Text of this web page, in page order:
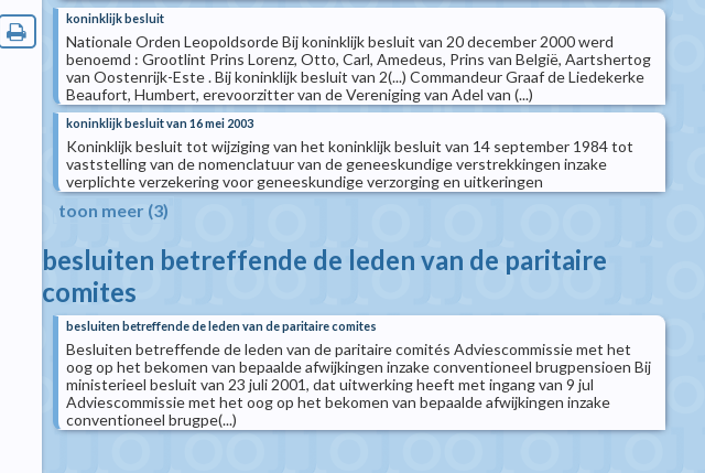
koninklijk besluit
Nationale Orden Leopoldsorde Bij koninklijk besluit van 20 december 2000 werd
benoemd : Grootlint Prins Lorenz, Otto, Carl, Amedeus, Prins van België, Aartshertog
van Oostenrijk-Este . Bij koninklijk besluit van 2(...) Commandeur Graaf de Liedekerke
Beaufort, Humbert, erevoorzitter van de Vereniging van Adel van (...)
koninklijk besluit van 16 mei 2003
Koninklijk besluit tot wijziging van het koninklijk besluit van 14 september 1984 tot
vaststelling van de nomenclatuur van de geneeskundige verstrekkingen inzake
verplichte verzekering voor geneeskundige verzorging en uitkeringen
toon meer (3)
besluiten betreffende de leden van de paritaire
comites
besluiten betreffende de leden van de paritaire comites
Besluiten betreffende de leden van de paritaire comités Adviescommissie met het
oog op het bekomen van bepaalde afwijkingen inzake conventioneel brugpensioen Bij
ministerieel besluit van 23 juli 2001, dat uitwerking heeft met ingang van 9 jul
Adviescommissie met het oog op het bekomen van bepaalde afwijkingen inzake
conventioneel brugpe(...)